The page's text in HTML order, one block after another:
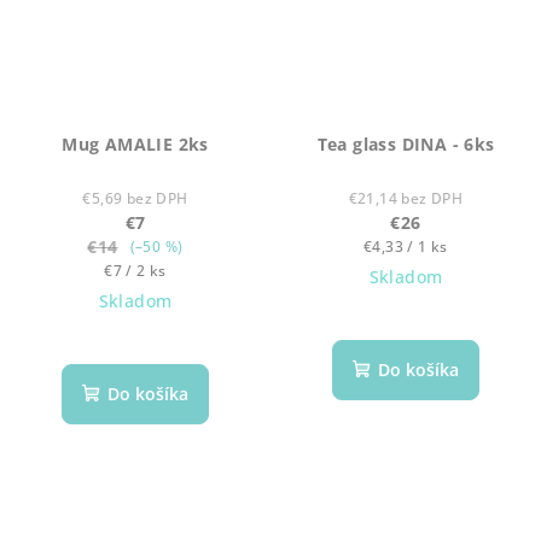
Mug AMALIE 2ks
€5,69 bez DPH
€7
€14
(–50 %)
Jednotková
cena:
€7 / 2 ks
Skladom
Do košíka
Tea glass DINA - 6ks
€21,14 bez DPH
€26
Jednotková
cena:
€4,33 / 1 ks
Skladom
Do košíka